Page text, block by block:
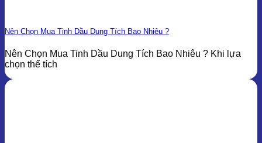
Nên Chọn Mua Tinh Dầu Dung Tích Bao Nhiêu ?
Nên Chọn Mua Tinh Dầu Dung Tích Bao Nhiêu ? Khi lựa
chọn thể tích